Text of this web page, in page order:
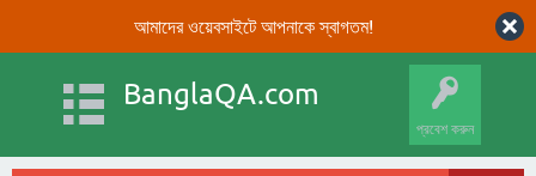
আমাদের ওয়েবসাইটে আপনাকে স্বাগতম!
প্রবেশ করুন
BanglaQA.com